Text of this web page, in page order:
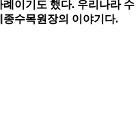
이기도 했다. 우리나라 수
수목원장의 이야기다.